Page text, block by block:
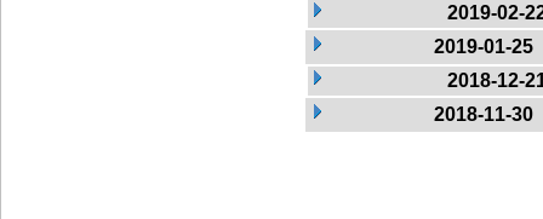
2019-02-
2019-01-25
2018-12-
2018-11-30